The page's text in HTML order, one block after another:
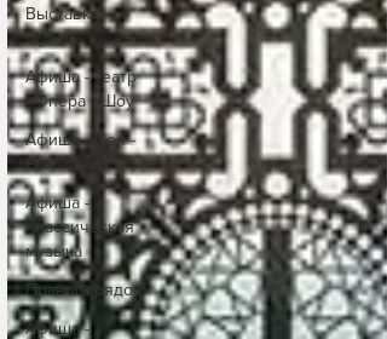
Выставки -
Музеи
Афиша - Театр
- Опера - Шоу
Афиша - Поп -
Рок - Джаз
Афиша -
Классическая
музыка
Правопорядок
Афиша -